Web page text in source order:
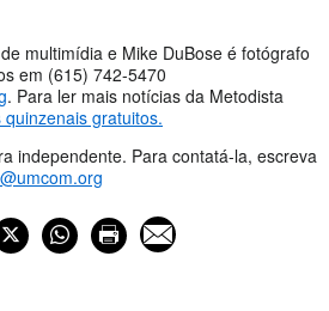
multimídia e Mike DuBose é fotógrafo
em (615) 742-5470
. Para ler mais notícias da Metodista
gratuitos.
independente. Para contatá-la, escreva